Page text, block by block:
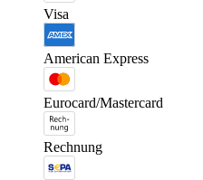
Visa
American Express
Eurocard/Mastercard
Rechnung